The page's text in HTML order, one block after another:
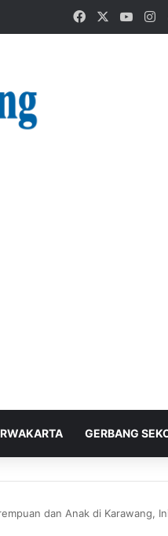
Facebook
GERBANG
dan Anak di Karawang,